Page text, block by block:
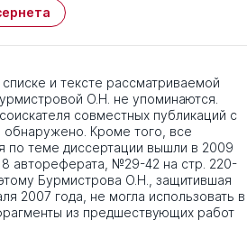
и тексте рассматриваемой
О.Н. не упоминаются.
совместных публикаций с
Кроме того, все
по теме диссертации вышли в 2009
автореферата, №29-42 на стр. 220-
Бурмистрова О.Н., защитившая
2007 года, не могла использовать в
из предшествующих работ